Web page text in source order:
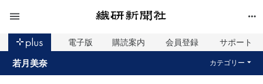
電子版 購読案内 会員登録 サポート
若月美奈 カテゴリー